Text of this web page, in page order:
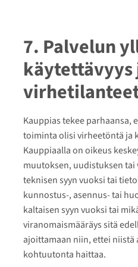
7. Palvelun
käytettävyys
Kauppias tekee parhaansa,
toiminta olisi virheetöntä ja
Kauppiaalla on oikeus
muutoksen, uudistuksen
teknisen syyn vuoksi tai
kunnostus-, asennus- tai
kaltaisen syyn vuoksi tai
viranomaismääräys sitä
ajoittamaan niin, ettei niistä
kohtuutonta haittaa.